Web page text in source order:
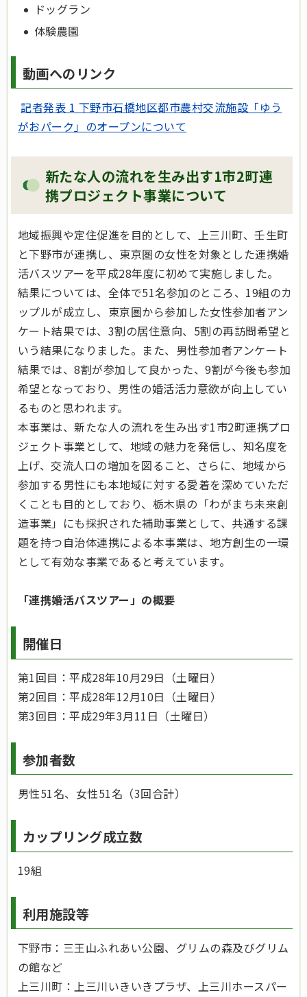
ドッグラン
体験農園
動画へのリンク
記者発表 1 下野市石橋地区都市農村交流施設「ゆう
がおパーク」のオープンについて
新たな人の流れを生み出す1市2町連
携プロジェクト事業について
地域振興や定住促進を目的として、上三川町、壬生町
と下野市が連携し、東京圏の女性を対象とした連携婚
活バスツアーを平成28年度に初めて実施しました。
結果については、全体で51名参加のところ、19組のカ
ップルが成立し、東京圏から参加した女性参加者アン
ケート結果では、3割の居住意向、5割の再訪問希望と
いう結果になりました。また、男性参加者アンケート
結果では、8割が参加して良かった、9割が今後も参加
希望となっており、男性の婚活活力意欲が向上してい
るものと思われます。
本事業は、新たな人の流れを生み出す1市2町連携プロ
ジェクト事業として、地域の魅力を発信し、知名度を
上げ、交流人口の増加を図ること、さらに、地域から
参加する男性にも本地域に対する愛着を深めていただ
くことも目的としており、栃木県の「わがまち未来創
造事業」にも採択された補助事業として、共通する課
題を持つ自治体連携による本事業は、地方創生の一環
として有効な事業であると考えています。
「連携婚活バスツアー」の概要
開催日
第1回目：平成28年10月29日（土曜日）
第2回目：平成28年12月10日（土曜日）
第3回目：平成29年3月11日（土曜日）
参加者数
男性51名、女性51名（3回合計）
カップリング成立数
19組
利用施設等
下野市：三王山ふれあい公園、グリムの森及びグリム
の館など
上三川町：上三川いきいきプラザ、上三川ホースパー